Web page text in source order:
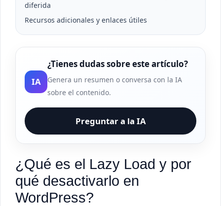
diferida
Recursos adicionales y enlaces útiles
IA
¿Tienes dudas sobre este artículo?
Genera un resumen o conversa con la IA
sobre el contenido.
Preguntar a la IA
¿Qué es el Lazy Load y por
qué desactivarlo en
WordPress?